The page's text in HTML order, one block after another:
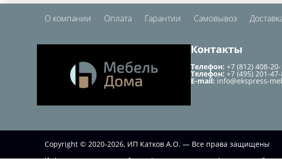
О компании Оплата Гарантии Самовывоз
Контакты
Телефон: +7 (812) 408-
Телефон: +7 (495) 201-
E-mail: info@ekspress-
Copyright © 2020-2026, ИП Катков А.О. — Все права защищены